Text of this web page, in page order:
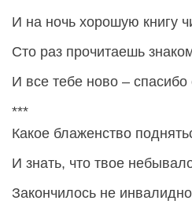
И на ночь хорошую книгу
Сто раз прочитаешь
И все тебе ново – спасибо
***
Какое блаженство
И знать, что твое
Закончилось не